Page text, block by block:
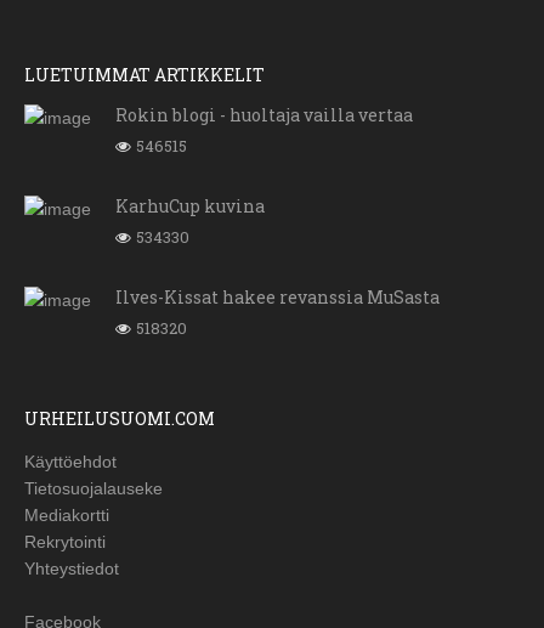
LUETUIMMAT ARTIKKELIT
Rokin blogi - huoltaja vailla vertaa
546515
KarhuCup kuvina
534330
Ilves-Kissat hakee revanssia MuSasta
518320
URHEILUSUOMI.COM
Käyttöehdot
Tietosuojalauseke
Mediakortti
Rekrytointi
Yhteystiedot
Facebook